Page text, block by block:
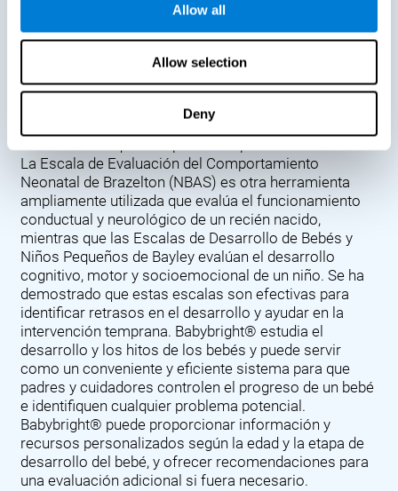
Allow all
Allow selection
Deny
demuestran la importancia de seguir los hitos de un
bebé. La Prueba de detección del desarrollo de Denver
desarrollo de un bebé en áreas clave como el
lenguaje, las habilidades motoras y la socialización.
Los Cuestionarios de Edades y Etapas (ASQ) evalúan
el desarrollo de un bebé a través de una serie de
La Escala de Evaluación del Comportamiento
Neonatal de Brazelton (NBAS) es otra herramienta
ampliamente utilizada que evalúa el funcionamiento
conductual y neurológico de un recién nacido,
mientras que las Escalas de Desarrollo de Bebés y
Niños Pequeños de Bayley evalúan el desarrollo
cognitivo, motor y socioemocional de un niño. Se ha
demostrado que estas escalas son efectivas para
identificar retrasos en el desarrollo y ayudar en la
intervención temprana. Babybright® estudia el
desarrollo y los hitos de los bebés y puede servir
como un conveniente y eficiente sistema para que
padres y cuidadores controlen el progreso de un bebé
e identifiquen cualquier problema potencial.
Babybright® puede proporcionar información y
recursos personalizados según la edad y la etapa de
desarrollo del bebé, y ofrecer recomendaciones para
una evaluación adicional si fuera necesario.